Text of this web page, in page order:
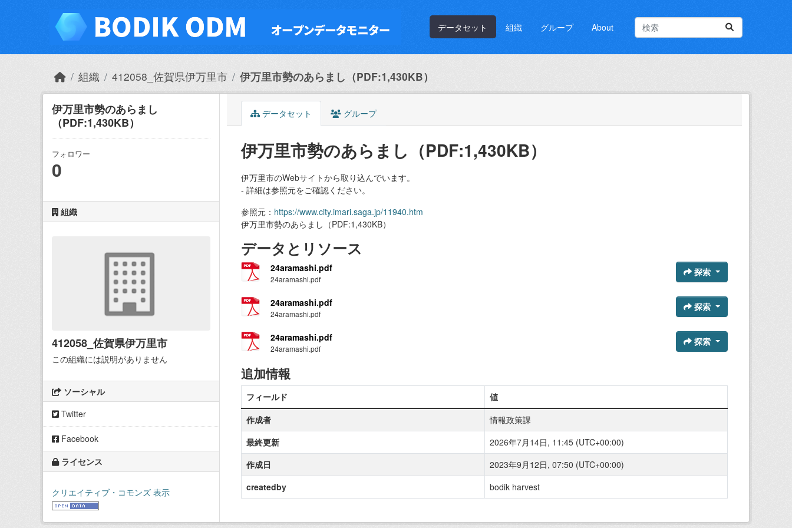
データセット
組織 グループ About
組織 412058_佐賀県伊万里市 伊万里市勢のあらまし（PDF:1,430KB）
伊万里市勢のあらまし
（PDF:1,430KB）
フォロワー
0
組織
412058_佐賀県伊万里市
この組織には説明がありません
ソーシャル
Twitter
Facebook
ライセンス
クリエイティブ・コモンズ 表示
データセット グループ
伊万里市勢のあらまし（PDF:1,430KB）
伊万里市のWebサイトから取り込んでいます。
- 詳細は参照元をご確認ください。
参照元： https://www.city.imari.saga.jp/11940.htm
伊万里市勢のあらまし（PDF:1,430KB）
データとリソース
24aramashi.pdf
24aramashi.pdf
探索
24aramashi.pdf
24aramashi.pdf
探索
24aramashi.pdf
24aramashi.pdf
探索
追加情報
フィールド
値
作成者
情報政策課
最終更新
2026年7月14日, 11:45 (UTC+00:00)
作成日
2023年9月12日, 07:50 (UTC+00:00)
createdby
bodik harvest